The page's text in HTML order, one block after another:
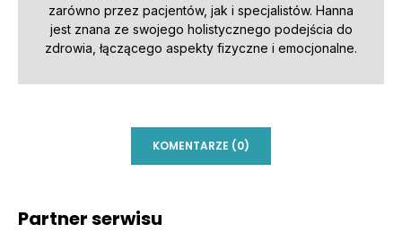
zarówno przez pacjentów, jak i specjalistów. Hanna
jest znana ze swojego holistycznego podejścia do
zdrowia, łączącego aspekty fizyczne i emocjonalne.
KOMENTARZE (0)
Partner serwisu